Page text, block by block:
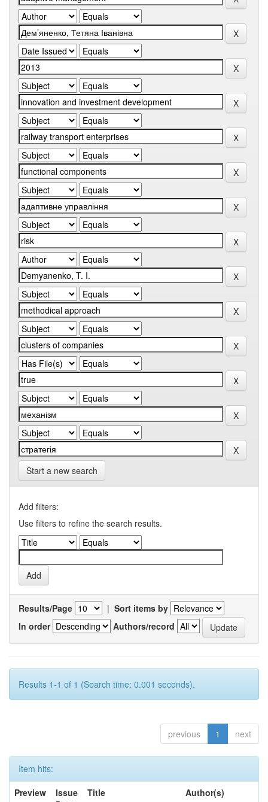
Start a new search
Add filters:
Use filters to refine the search results.
Results/Page | Sort items by
In order
Authors/record
Results 1-1 of 1 (Search time: 0.001 seconds).
previous 1 next
Item hits:
Preview
Issue
Title Author(s)